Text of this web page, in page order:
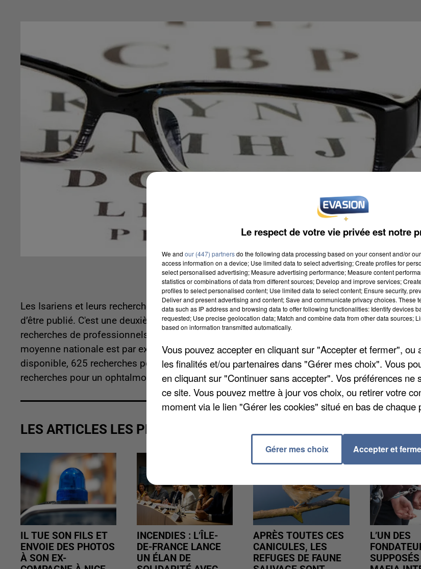
Les Isariens et leurs recherches santé sont passés à la loupe. Le baromètre santé
d’être publié. C'est une deuxième édition destinée à décrypter les usages des internautes en
recherches de professionnels de santé. Des disparités apparaissent entre les départements.
moyenne nationale est par exemple pour la recherche de médecins généralistes par rapport
disponible, 625 recherches pour un praticien, et le chiffre monte à 704 dans l’Oise. Il y a
recherches pour un ophtalmologue.
LES ARTICLES LES PLUS VUS
IL TUE SON FILS ET
ENVOIE DES PHOTOS
À SON EX-
INCENDIES : L’ÎLE-
DE-FRANCE LANCE
UN ÉLAN DE
APRÈS TOUTES CES
CANICULES, LES
REFUGES DE FAUNE
L’UN DES
Le respect de votre vie privée est notre
We and our (447) partnersdo the following data processing based on your consent and/or
access information on a device; Use limited data to select advertising; Create profiles for
select personalised advertising; Measure advertising performance; Measure content
statistics or combinations of data from different sources; Develop and improve services;
profiles to select personalised content; Use limited data to select content; Ensure security,
Deliver and present advertising and content; Save and communicate privacy choices. These
data such as IP address and browsing data to offer following functionalities: Identify devices
requested; Use precise geolocation data; Match and combine data from other data sources;
based on information transmitted automatically.
Vous pouvez accepter en cliquant sur "Accepter et fermer", ou
les finalités et/ou partenaires dans "Gérer mes choix". Vous
en cliquant sur "Continuer sans accepter". Vos préférences ne
ce site. Vous pouvez mettre à jour vos choix, ou retirer votre
moment via le lien "Gérer les cookies" situé en bas de chaque
Gérer mes choix Accepter et